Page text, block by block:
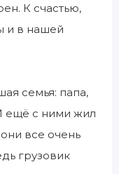
К счастью,
и в нашей
семья: папа,
ещё с ними жил
все очень
грузовик